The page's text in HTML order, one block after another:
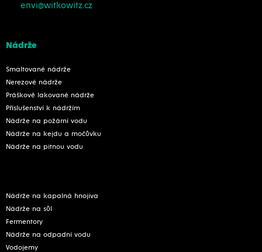
envi@witkowitz.cz
Nádrže
Smaltované nádrže
Nerezové nádrže
Práškově lakované nádrže
Příslušenství k nádržím
Nádrže na požární vodu
Nádrže na kejdu a močůvku
Nádrže na pitnou vodu
Nádrže na kapalná hnojiva
Nádrže na sůl
Fermentory
Nádrže na odpadní vodu
Vodojemy